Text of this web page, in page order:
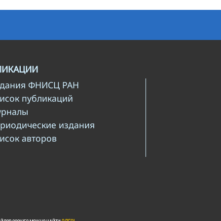
ФНИСЦ РАН
публикаций
издания
авторов